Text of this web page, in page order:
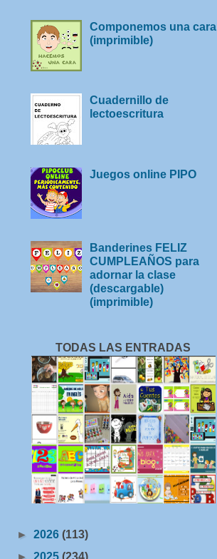
Componemos una cara
(imprimible)
Cuadernillo de
lectoescritura
Juegos online PIPO
Banderines FELIZ
CUMPLEAÑOS para
adornar la clase
(descargable)
(imprimible)
TODAS LAS ENTRADAS
► 2026 (113)